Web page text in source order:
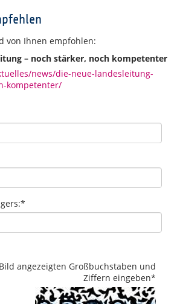
von Ihnen empfohlen:
– noch stärker, noch kompetenter
news/die-neue-landesleitung-
kompetenter/
*
angezeigten Großbuchstaben und
Ziffern eingeben*